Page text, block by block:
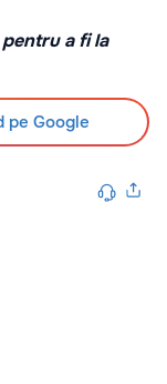
a fi la
pe Google